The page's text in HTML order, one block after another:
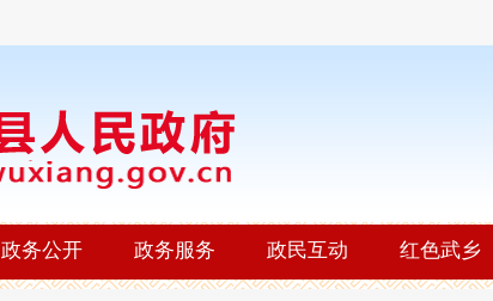
政务公开 政务服务 政民互动 红色武乡